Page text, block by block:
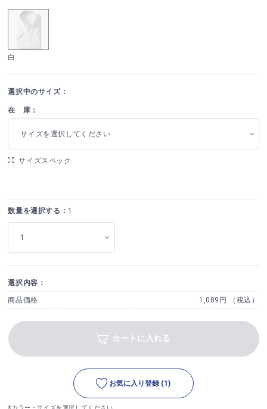
白
選択中のサイズ：
在 庫：
サイズを選択してください
サイズスペック
数量を選択する： 1
選択内容：
商品価格 1,089円 （税込）
カートに入れる
お気に入り登録 (1)
※カラー・サイズを選択してください